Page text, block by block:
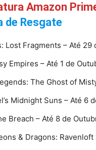
Amazon
de Resgate
Lost Fragments – Até 29
Empires – Até 1 de
The Ghost of
Midnight Suns – Até 6
Breach – Até 8 de
& Dragons: